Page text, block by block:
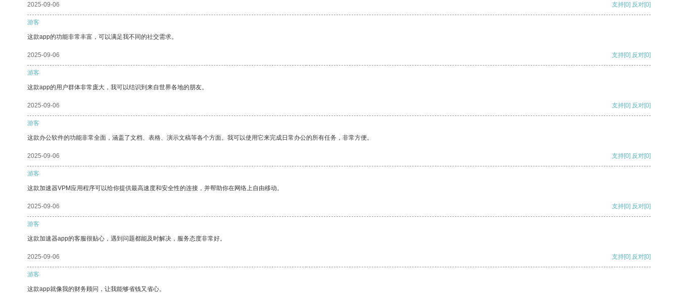
2025-09-06 支持[0] 反对[0]
游客
这款app的功能非常丰富，可以满足我不同的社交需求。
2025-09-06 支持[0] 反对[0]
游客
这款app的用户群体非常庞大，我可以结识到来自世界各地的朋友。
2025-09-06 支持[0] 反对[0]
游客
这款办公软件的功能非常全面，涵盖了文档、表格、演示文稿等各个方面。我可以使用它来完成日常办公的所有任务，非常方便。
2025-09-06 支持[0] 反对[0]
游客
这款加速器VPM应用程序可以给你提供最高速度和安全性的连接，并帮助你在网络上自由移动。
2025-09-06 支持[0] 反对[0]
游客
这款加速器app的客服很贴心，遇到问题都能及时解决，服务态度非常好。
2025-09-06 支持[0] 反对[0]
游客
这款app就像我的财务顾问，让我能够省钱又省心。